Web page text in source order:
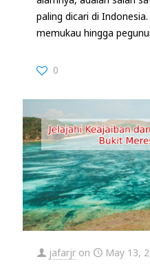
paling dicari di
memukau hingga
0
jafarjr on May 13,